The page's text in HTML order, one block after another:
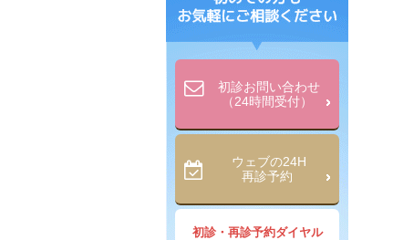
初診お問い合わせ
（24時間受付）
ウェブの24H
再診予約
初診・再診予約ダイヤル